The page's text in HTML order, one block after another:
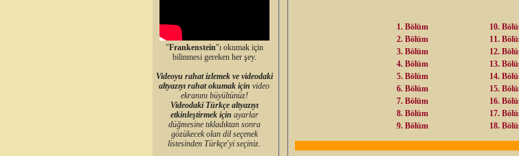
"Frankenstein"ı okumak için
bilinmesi gereken her şey.
Videoyu rahat izlemek ve videodaki
altyazıyı rahat okumak için video
ekranını büyültünüz!
Videodaki Türkçe altyazıyı
etkinleştirmek için ayarlar
düğmesine tıkladıktan sonra
gözükecek olan dil seçenek
listesinden Türkçe'yi seçiniz.
1. Bölüm
10.
2. Bölüm
11.
3. Bölüm
12.
4. Bölüm
13.
5. Bölüm
14.
6. Bölüm
15.
7. Bölüm
16.
8. Bölüm
17.
9. Bölüm
18.